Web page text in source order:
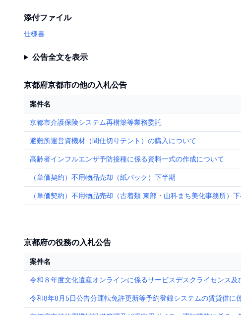
添付ファイル
仕様書
公告全文を表示
京都府京都市の他の入札公告
案件名
京都市介護保険システム再構築等業務委託
避難所運営資機材（間仕切りテント）の購入について
高齢者インフルエンザ予防接種に係る資料一式の作成について
（単価契約）不用物品売却（紙パック）下半期
（単価契約）不用物品売却（古着類 東部・山科まち美化事務所）
京都府の役務の入札公告
案件名
令和８年度文化遺産オンラインに係るサービスデスクライセンス
令和8年8月5日公告分運転免許更新等予約登録システムの賃貸借に